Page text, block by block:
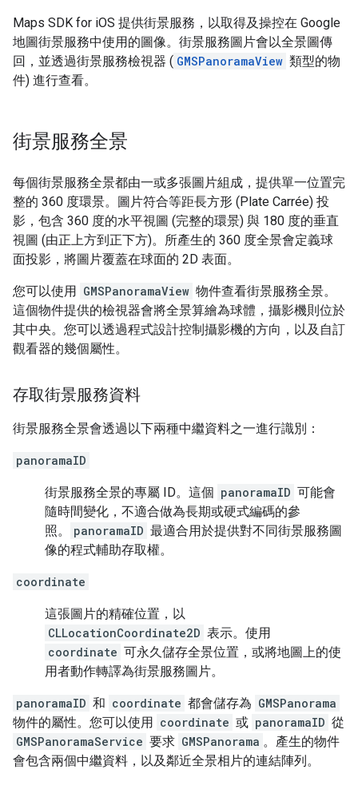
Maps SDK for iOS 提供街景服務，以取得及操控在 Google
地圖街景服務中使用的圖像。街景服務圖片會以全景圖傳
回，並透過街景服務檢視器 ( GMSPanoramaView 類型的物
件) 進行查看。
街景服務全景
每個街景服務全景都由一或多張圖片組成，提供單一位置完
整的 360 度環景。圖片符合等距長方形 (Plate Carrée) 投
影，包含 360 度的水平視圖 (完整的環景) 與 180 度的垂直
視圖 (由正上方到正下方)。所產生的 360 度全景會定義球
面投影，將圖片覆蓋在球面的 2D 表面。
您可以使用 GMSPanoramaView 物件查看街景服務全景。
這個物件提供的檢視器會將全景算繪為球體，攝影機則位於
其中央。您可以透過程式設計控制攝影機的方向，以及自訂
觀看器的幾個屬性。
存取街景服務資料
街景服務全景會透過以下兩種中繼資料之一進行識別：
panoramaID
街景服務全景的專屬 ID。這個 panoramaID 可能會
隨時間變化，不適合做為長期或硬式編碼的參
照。
panoramaID 最適合用於提供對不同街景服務圖
像的程式輔助存取權。
coordinate
這張圖片的精確位置，以
CLLocationCoordinate2D 表示。使用
coordinate 可永久儲存全景位置，或將地圖上的使
用者動作轉譯為街景服務圖片。
panoramaID 和 coordinate 都會儲存為 GMSPanorama
物件的屬性。您可以使用
coordinate 或 panoramaID 從
GMSPanoramaService 要求 GMSPanorama 。產生的物件
會包含兩個中繼資料，以及鄰近全景相片的連結陣列。